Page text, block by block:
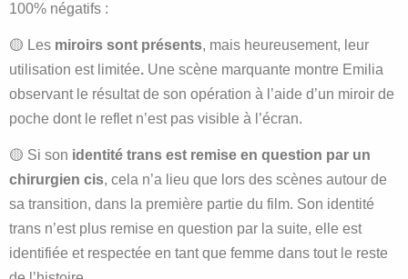
100% négatifs :
🟡 Les miroirs sont présents, mais heureusement, leur
utilisation est limitée. Une scène marquante montre Emilia
observant le résultat de son opération à l’aide d’un miroir de
poche dont le reflet n’est pas visible à l’écran.
🟡 Si son identité trans est remise en question par un
chirurgien cis, cela n’a lieu que lors des scènes autour de
sa transition, dans la première partie du film. Son identité
trans n’est plus remise en question par la suite, elle est
identifiée et respectée en tant que femme dans tout le reste